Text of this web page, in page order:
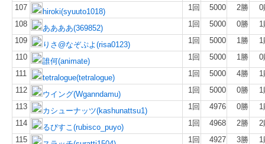
107
hiroki(syuuto1018) 1回 5000 2勝
0
108
ああああ(369852) 1回 5000 0勝
1
109
りさ@なぞぷよ(risa0123) 1回 5000 1勝
1
110
誰何(animate) 1回 5000 1勝
0
111
tetralogue(tetralogue) 1回 5000 4勝
1
112
ウイング(Wganndamu) 1回 5000 0勝
1
113
カシューナッツ(kashunattsu1) 1回 4976 0勝
1
114
るびすこ(rubisco_puyo) 1回 4968 2勝
2
115
1回 4927 3勝
1